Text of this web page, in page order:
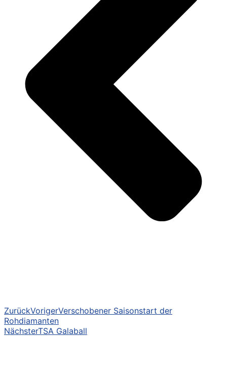
ZurückVorigerVerschobener Saisonstart der
Rohdiamanten
NächsterTSA Galaball